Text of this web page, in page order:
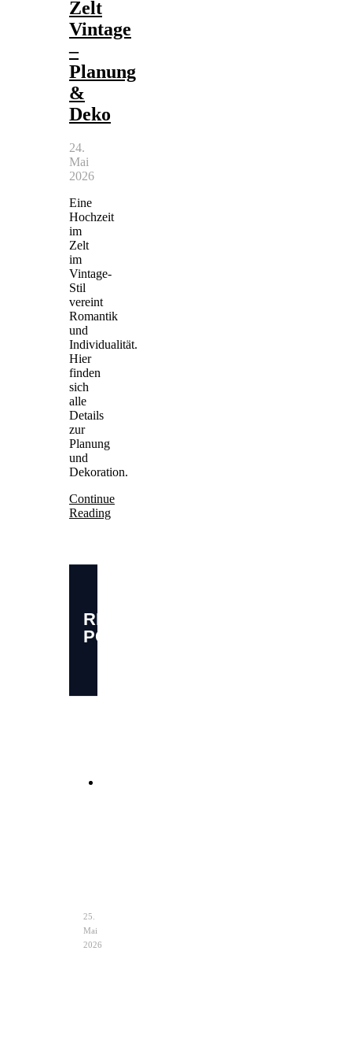
Zelt
Vintage
–
Planung
&
Deko
24.
Mai
2026
Eine
Hochzeit
im
Zelt
im
Vintage-
Stil
vereint
Romantik
und
Individualität.
Hier
finden
sich
alle
Details
zur
Planung
und
Dekoration.
Continue
Reading
RELATED
POSTS
Clutch
25.
Mai
2026